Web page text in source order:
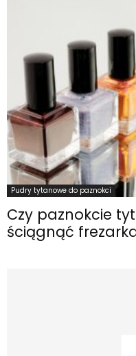
Pudry tytanowe do paznokci
Czy paznokcie
ściągnąć